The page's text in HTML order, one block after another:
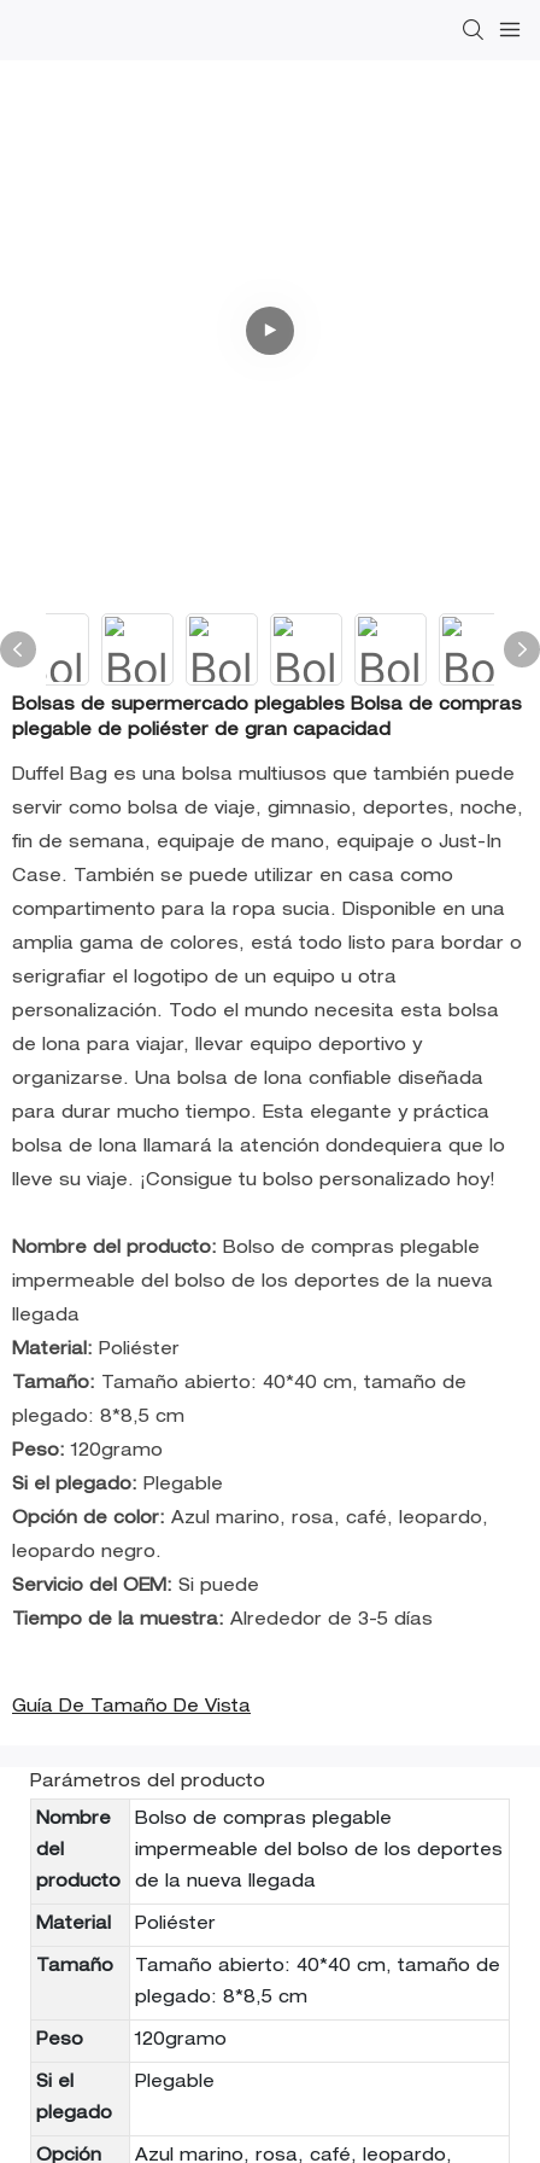
Bolsas de supermercado plegables Bolsa de compras
plegable de poliéster de gran capacidad
Duffel Bag es una bolsa multiusos que también puede
servir como bolsa de viaje, gimnasio, deportes, noche,
fin de semana, equipaje de mano, equipaje o Just-In
Case. También se puede utilizar en casa como
compartimento para la ropa sucia. Disponible en una
amplia gama de colores, está todo listo para bordar o
serigrafiar el logotipo de un equipo u otra
personalización. Todo el mundo necesita esta bolsa
de lona para viajar, llevar equipo deportivo y
organizarse. Una bolsa de lona confiable diseñada
para durar mucho tiempo. Esta elegante y práctica
bolsa de lona llamará la atención dondequiera que lo
lleve su viaje. ¡Consigue tu bolso personalizado hoy!
Nombre del producto: Bolso de compras plegable
impermeable del bolso de los deportes de la nueva
llegada
Material: Poliéster
Tamaño:
Tamaño abierto: 40*40 cm, tamaño de
plegado: 8*8,5 cm
Peso: 120gramo
Si el plegado: Plegable
Opción de color: Azul marino, rosa, café, leopardo,
leopardo negro.
Servicio del OEM: Si puede
Tiempo de la muestra: Alrededor de 3-5 días
Guía De Tamaño De Vista
Parámetros del producto
Nombre
del
producto
Bolso de compras plegable
impermeable del bolso de los deportes
de la nueva llegada
Material Poliéster
Tamaño
Tamaño abierto: 40*40 cm, tamaño de
plegado: 8*8,5 cm
Peso 120gramo
Si el
plegado
Plegable
Opción Azul marino, rosa, café, leopardo,